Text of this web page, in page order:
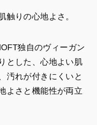
触りの心地よさ。
独自のヴィーガン
とした、心地よい肌
汚れが付きにくいと
よさと機能性が両立